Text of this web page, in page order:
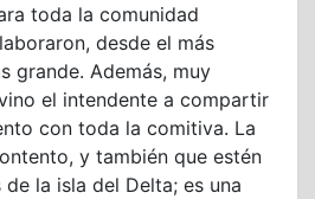
toda la comunidad
desde el más
grande. Además, muy
el intendente a compartir
con toda la comitiva. La
y también que estén
la isla del Delta; es una